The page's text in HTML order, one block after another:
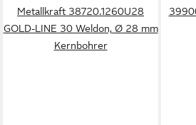
Metallkraft 38720.1260U28
GOLD-LINE 30 Weldon, Ø 28 mm
Kernbohrer